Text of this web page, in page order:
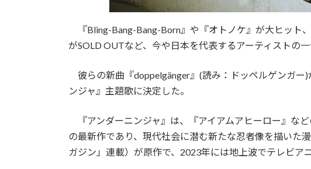
『Bling-Bang-Bang-Born』や『オトノケ』が大ヒット
がSOLD OUTなど、今や日本を代表するアーティストの一
彼らの新曲『doppelgänger』(読み：ドッペルゲンガー
ンジャ』主題歌に決定した。
『アンダーニンジャ』は、『アイアムアヒーロー』な
の最新作であり、現代社会に潜む新たな忍者像を描いた
ガジン」連載）が原作で、2023年には地上波でテレビア